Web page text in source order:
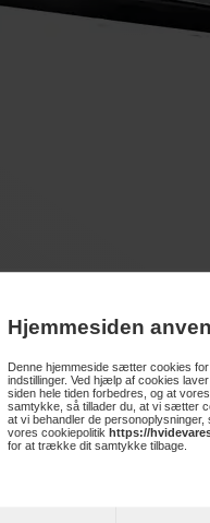
Hjemmesiden
Denne hjemmeside sætter cookies
indstillinger. Ved hjælp af cookies
siden hele tiden forbedres, og at
samtykke, så tillader du, at vi sætter
at vi behandler de
vores cookiepolitik https://
for at trække dit samtykke tilbage.
Horizon Steel
risteflade på 20x25 cm.
cm
ristningsgrad